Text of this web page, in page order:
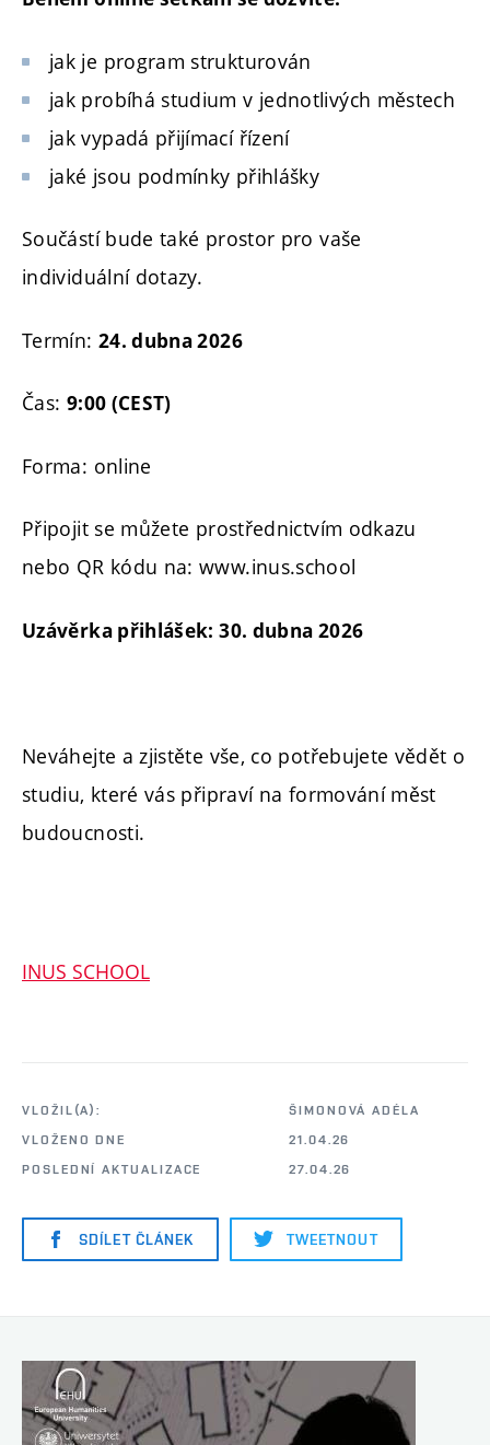
jak je program strukturován
jak probíhá studium v jednotlivých městech
jak vypadá přijímací řízení
jaké jsou podmínky přihlášky
Součástí bude také prostor pro vaše
individuální dotazy.
Termín: 24. dubna 2026
Čas: 9:00 (CEST)
Forma: online
Připojit se můžete prostřednictvím odkazu
nebo QR kódu na: www.inus.school
Uzávěrka přihlášek: 30. dubna 2026
Neváhejte a zjistěte vše, co potřebujete vědět o
studiu, které vás připraví na formování měst
budoucnosti.
INUS SCHOOL
VLOŽIL(A):
ŠIMONOVÁ ADÉLA
VLOŽENO DNE
21.04.26
POSLEDNÍ AKTUALIZACE
27.04.26
SDÍLET ČLÁNEK TWEETNOUT